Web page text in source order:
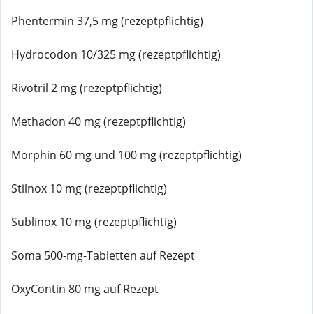
Phentermin 37,5 mg (rezeptpflichtig)
Hydrocodon 10/325 mg (rezeptpflichtig)
Rivotril 2 mg (rezeptpflichtig)
Methadon 40 mg (rezeptpflichtig)
Morphin 60 mg und 100 mg (rezeptpflichtig)
Stilnox 10 mg (rezeptpflichtig)
Sublinox 10 mg (rezeptpflichtig)
Soma 500-mg-Tabletten auf Rezept
OxyContin 80 mg auf Rezept